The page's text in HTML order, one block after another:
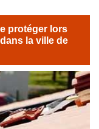
protéger lors
la ville de